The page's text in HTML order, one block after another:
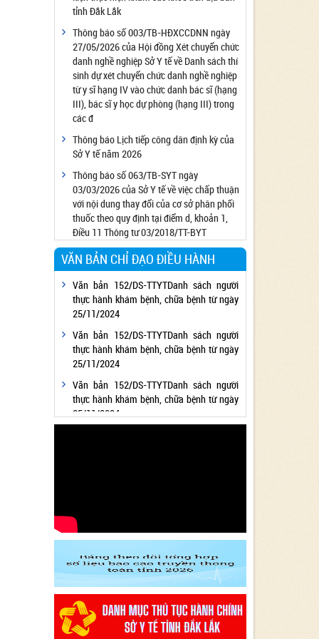
Công bố đủ điều kiện cung cấp dịch vụ diệt
côn trùng, diệt khuẩn bằng chế phẩm
Công bố cơ sở đủ điều kiện quan trắc môi
trường lao động
Công bố hồ sơ về trang thiết bị y tế
Công bố cơ sở đủ điều kiện tiêm chủng
Cơ sở Massage đủ điều kiện hoạt động
Cơ sở thẩm mỹ đủ điều kiện hoạt động
tỉnh Đắk Lắk
Thông báo số 003/TB-HĐXCCDNN ngày
27/05/2026 của Hội đồng Xét chuyển chức
danh nghề nghiệp Sở Y tế về Danh sách thí
sinh dự xét chuyển chức danh nghề nghiệp
từ y sĩ hạng IV vào chức danh bác sĩ (hạng
III), bác sĩ y học dự phòng (hạng III) trong
các đ
Thông báo Lịch tiếp công dân định kỳ của
Sở Y tế năm 2026
Thông báo số 063/TB-SYT ngày
03/03/2026 của Sở Y tế về việc chấp thuận
với nội dung thay đổi của cơ sở phân phối
thuốc theo quy định tại điểm d, khoản 1,
Điều 11 Thông tư 03/2018/TT-BYT
VĂN BẢN CHỈ ĐẠO ĐIỀU HÀNH
Văn bản 152/DS-TTYTDanh sách người
thực hành khám bệnh, chữa bệnh từ ngày
25/11/2024
Văn bản 152/DS-TTYTDanh sách người
thực hành khám bệnh, chữa bệnh từ ngày
25/11/2024
Văn bản 152/DS-TTYTDanh sách người
thực hành khám bệnh, chữa bệnh từ ngày
25/11/2024
2024 - Lĩnh vực Y tế
Văn bản 24/KH-SYT về việc thực hiện
Chương trình hành động thực hiện Nghị
quyết số 01/NQ-CP ngày 05/01/2024 của
Chính phủ về nhiệm vụ, giải pháp chủ yếu
thực hiện Kế hoạch phát triển kinh tế - xã
hội và Dự toán ngân sách nhà nước năm
2024 - Lĩnh vực Y tế